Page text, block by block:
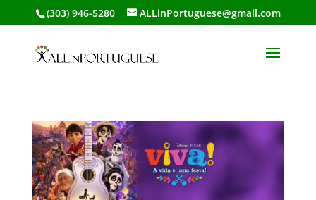
(303) 946-5280 ALLinPortuguese@gmail.com